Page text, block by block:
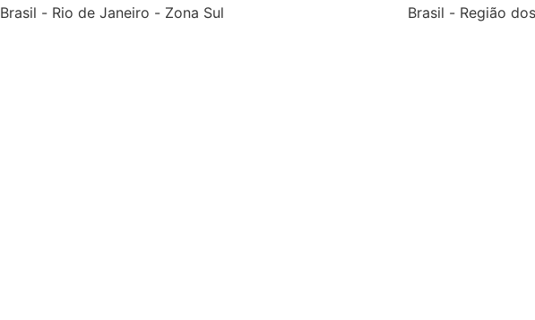
Brasil - Rio de Janeiro - Zona Sul
Brasil - Região